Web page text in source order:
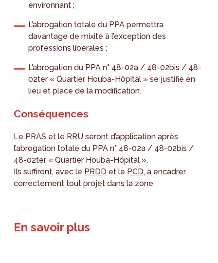
environnant ;
L’abrogation totale du PPA permettra
davantage de mixité à l’exception des
professions libérales ;
L’abrogation du PPA n° 48-02a / 48-02bis / 48-
02ter « Quartier Houba-Hôpital » se justifie en
lieu et place de la modification.
Conséquences
Le PRAS et le RRU seront d’application après
l’abrogation totale du PPA n° 48-02a / 48-02bis /
48-02ter « Quartier Houba-Hôpital ».
Ils suffiront, avec le PRDD et le PCD, à encadrer
correctement tout projet dans la zone
En savoir plus